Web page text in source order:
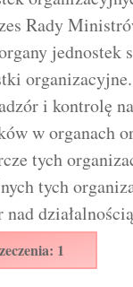
Rady
jednostek
organizacyjne.
i kontrolę
w organach
tych
tych
nad
1